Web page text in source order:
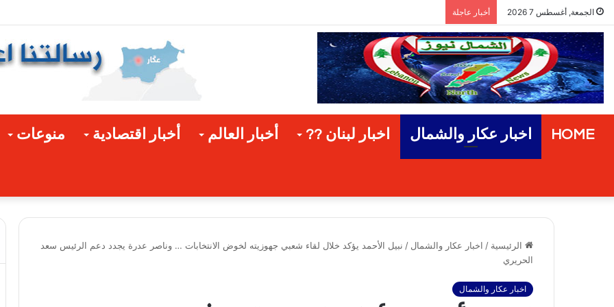
الجمعة, أغسطس 7 2026 أخبار عاجلة
HOME اخبار عكار والشمال اخبار لبنان ?? أخبار العالم أخبار اقتصادية منوعات
الرئيسية / اخبار عكار والشمال / نبيل الأحمد يؤكد خلال لقاء شعبي جهوزيته لخوض الانتخابات … وناصر عدرة يجدد دعم الرئيس سعد
الحريري
اخبار عكار والشمال